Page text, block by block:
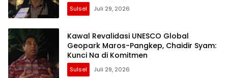
Sulsel Juli 29, 2026
Kawal Revalidasi UNESCO Global
Geopark Maros-Pangkep, Chaidir Syam:
Kunci Na di Komitmen
Sulsel Juli 29, 2026